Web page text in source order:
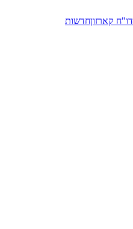
דו"ח קארזוןחדשות